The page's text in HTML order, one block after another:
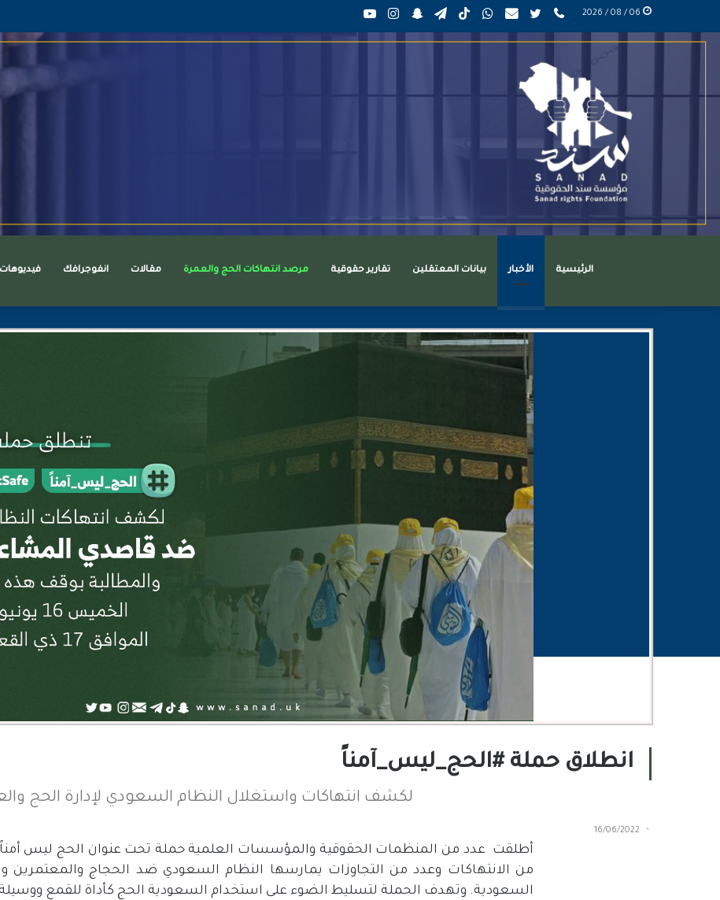
انستقرام سناب
تشات
تيلقرامTikTokواتساب mail تويتر
عربي
phone
الرئيسية الأخبار بيانات المعتقلين تقارير حقوقية مرصد انتهاكات الحج والعمرة مقالات انفوجرافك فيديوهات
انطلاق حملة #الحج_ليس_آمناً
لكشف انتهاكات واستغلال النظام السعودي لإدارة الحج
16/06/2022
أطلقت
عدد من المنظمات الحقوقية والمؤسسات العلمية حملة تحت عنوان الحج ليس
من الانتهاكات وعدد من التجاوزات يمارسها النظام السعودي ضد الحجاج والمعتمرين
السعودية. وتهدف الحملة لتسليط الضوء على استخدام السعودية الحج كأداة للقمع